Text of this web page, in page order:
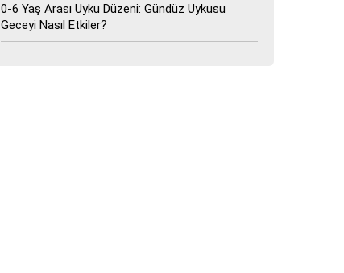
0-6 Yaş Arası Uyku Düzeni: Gündüz Uykusu
Geceyi Nasıl Etkiler?